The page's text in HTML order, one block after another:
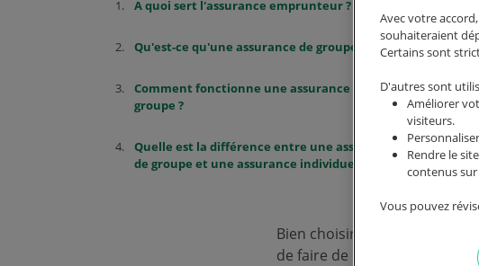
A quoi sert l'assurance emprunteur ?
Qu'est-ce qu'une assurance de groupe ?
Comment fonctionne une assurance de
groupe ?
Quelle est la différence entre une assurance
de groupe et une assurance individuelle ?
de
Bien choisir votre
de faire de précieuses
Avec votre
souhaiteraient
Certains sont
D'autres sont
Améliorer
visiteurs.
Rendre le
contenus sur
Vous pouvez